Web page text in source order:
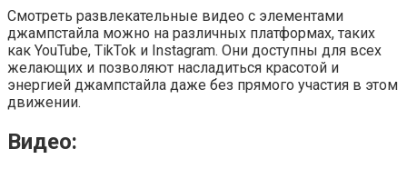
Смотреть развлекательные видео с элементами
джампстайла можно на различных платформах, таких
как YouTube, TikTok и Instagram. Они доступны для всех
желающих и позволяют насладиться красотой и
энергией джампстайла даже без прямого участия в этом
движении.
Видео: